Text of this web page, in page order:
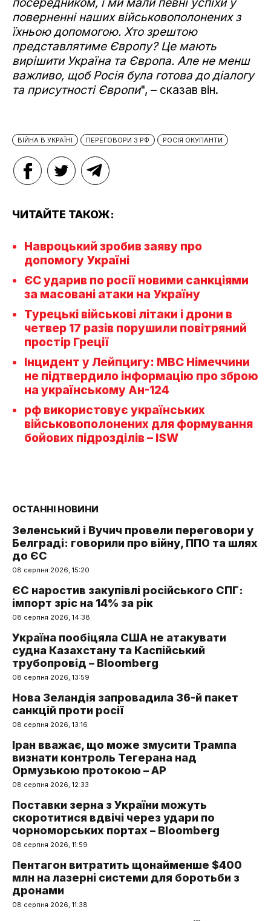
поверненні наших військовополонених з
їхньою допомогою. Хто зрештою
представлятиме Європу? Це мають
вирішити Україна та Європа. Але не менш
важливо, щоб Росія була готова до діалогу
та присутності Європи", – сказав він.
ВІЙНА В УКРАЇНІ ПЕРЕГОВОРИ З РФ РОСІЯ ОКУПАНТИ
ЧИТАЙТЕ ТАКОЖ:
Навроцький зробив заяву про
допомогу Україні
ЄС ударив по росії новими санкціями
за масовані атаки на Україну
Турецькі військові літаки і дрони в
четвер 17 разів порушили повітряний
простір Греції
Інцидент у Лейпцигу: МВС Німеччини
не підтвердило інформацію про зброю
на українському Ан-124
рф використовує українських
військовополонених для формування
бойових підрозділів – ISW
ОСТАННІ НОВИНИ
Зеленський і Вучич провели переговори у
Белграді: говорили про війну, ППО та шлях
до ЄС
08 серпня 2026, 15:20
ЄС наростив закупівлі російського СПГ:
імпорт зріс на 14% за рік
08 серпня 2026, 14:38
Україна пообіцяла США не атакувати
судна Казахстану та Каспійський
трубопровід – Bloomberg
08 серпня 2026, 13:59
Нова Зеландія запровадила 36-й пакет
санкцій проти росії
08 серпня 2026, 13:16
Іран вважає, що може змусити Трампа
визнати контроль Тегерана над
Ормузькою протокою – AP
08 серпня 2026, 12:33
Поставки зерна з України можуть
скоротитися вдвічі через удари по
чорноморських портах – Bloomberg
08 серпня 2026, 11:59
Пентагон витратить щонайменше $400
млн на лазерні системи для боротьби з
дронами
08 серпня 2026, 11:38